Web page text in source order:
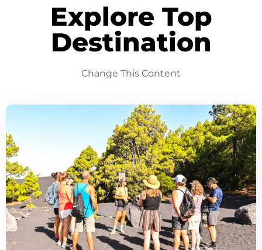
Explore Top
Destination
Change This Content